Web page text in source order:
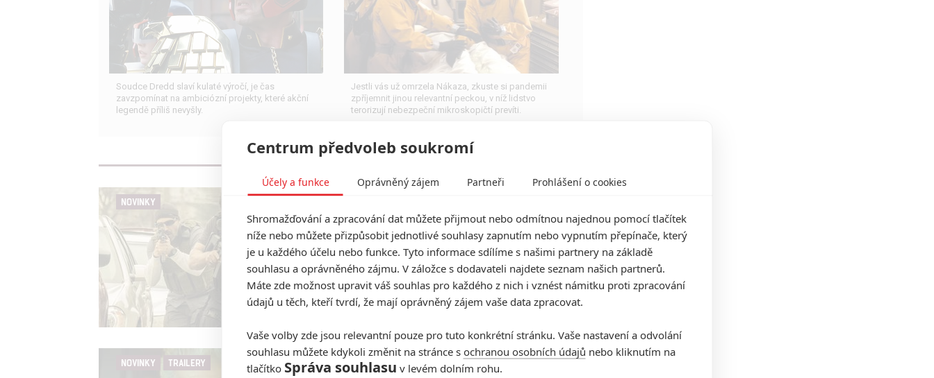
Soudce Dredd slaví kulaté výročí, je čas
zavzpomínat na ambiciózní projekty, které akční
legendě příliš nevyšly.
Jestli vás už omrzela Nákaza, zkuste si pandemii
zpříjemnit jinou relevantní peckou, v níž lidstvo
terorizují nebezpeční mikroskopičtí prevíti.
NOVINKY
je trojka
Anarvin | 09.02.2025 06:00
0
Gerard Butler i O’Shea Jackson Jr.. se vrátí, počítá
se i s dalšími díly série.
NOVINKY TRAILERY
Boneyard: Mel Gibson hledá
Centrum předvoleb soukromí
Účely a funkce Oprávněný zájem Partneři Prohlášení o cookies
Shromažďování a zpracování dat můžete přijmout nebo odmítnou najednou pomocí tlačítek
níže nebo můžete přizpůsobit jednotlivé souhlasy zapnutím nebo vypnutím přepínače, který
je u každého účelu nebo funkce. Tyto informace sdílíme s našimi partnery na základě
souhlasu a oprávněného zájmu. V záložce s dodavateli najdete seznam našich partnerů.
Máte zde možnost upravit váš souhlas pro každého z nich i vznést námitku proti zpracování
údajů u těch, kteří tvrdí, že mají oprávněný zájem vaše data zpracovat.
Vaše volby zde jsou relevantní pouze pro tuto konkrétní stránku. Vaše nastavení a odvolání
souhlasu můžete kdykoli změnit na stránce s ochranou osobních údajů nebo kliknutím na
tlačítko Správa souhlasu v levém dolním rohu.